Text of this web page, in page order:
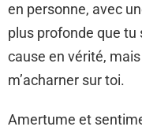
en personne, avec
plus profonde que tu
cause en vérité,
m’acharner sur toi.
Amertume et